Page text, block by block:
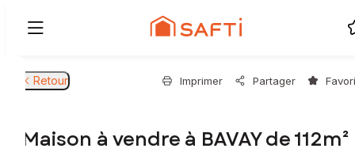
Retour Imprimer Partager
Maison à vendre à BAVAY de 112m²